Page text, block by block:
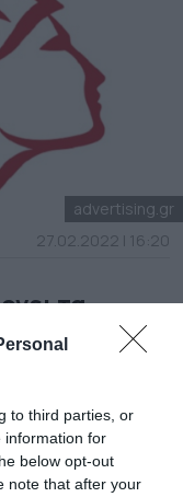
to third parties, or
information for
below opt-out
note that after your
advertising.gr
27.02.2022 | 16:20
τα
πιο κοντά
είσοδο στο
με την
η οποία